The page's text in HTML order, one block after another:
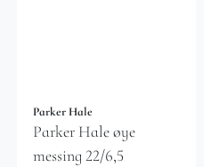
Parker Hale
Parker Hale øye
messing 22/6,5